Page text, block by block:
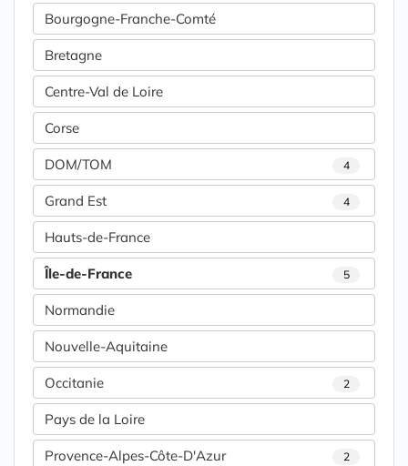
Bourgogne-Franche-Comté
Bretagne
Centre-Val de Loire
Corse
DOM/TOM 4
Grand Est 4
Hauts-de-France
Île-de-France 5
Normandie
Nouvelle-Aquitaine
Occitanie 2
Pays de la Loire
Provence-Alpes-Côte-D'Azur 2